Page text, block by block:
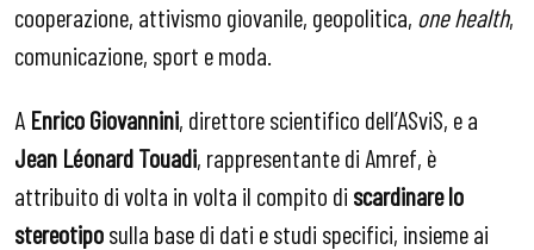
cooperazione, attivismo giovanile, geopolitica, one health,
comunicazione, sport e moda.
A Enrico Giovannini, direttore scientifico dell’ASviS, e a
Jean Léonard Touadi, rappresentante di Amref, è
attribuito di volta in volta il compito di scardinare lo
stereotiposulla base di dati e studi specifici, insieme ai